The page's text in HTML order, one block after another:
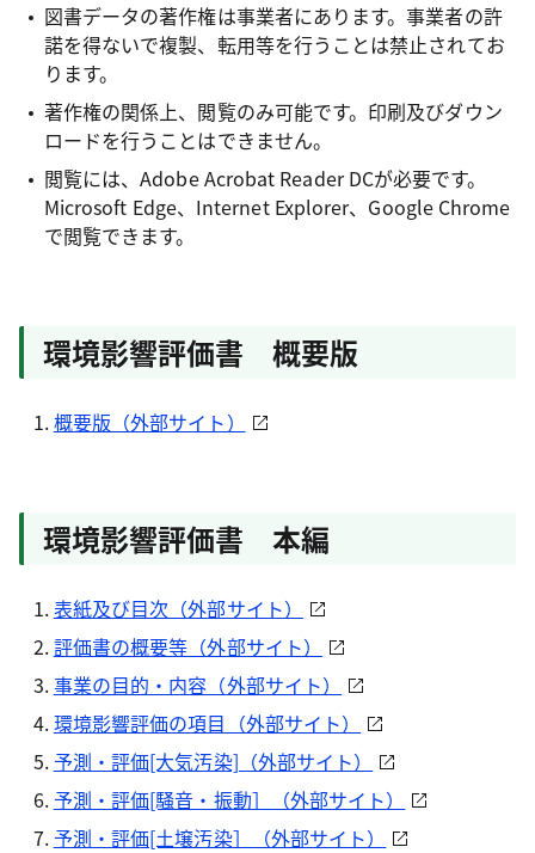
図書データの著作権は事業者にあります。事業者の許
諾を得ないで複製、転用等を行うことは禁止されてお
ります。
著作権の関係上、閲覧のみ可能です。印刷及びダウン
ロードを行うことはできません。
閲覧には、Adobe Acrobat Reader DCが必要です。
Microsoft Edge、Internet Explorer、Google Chrome
で閲覧できます。
環境影響評価書 概要版
概要版（外部サイト）
環境影響評価書 本編
表紙及び目次（外部サイト）
評価書の概要等（外部サイト）
事業の目的・内容（外部サイト）
環境影響評価の項目（外部サイト）
予測・評価[大気汚染]（外部サイト）
予測・評価[騒音・振動］（外部サイト）
予測・評価[土壌汚染］（外部サイト）